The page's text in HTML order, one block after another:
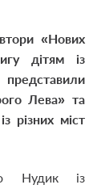
«Нових
дітям із
представили
Лева» та
різних міст
Нудик із